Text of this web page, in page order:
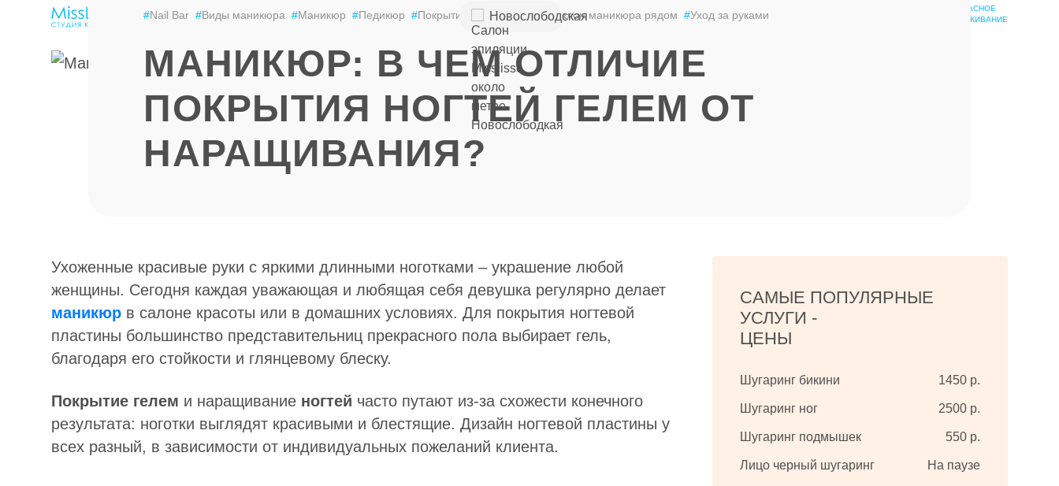
ЭПИЛЯЦИЯ LPG-МАССАЖ ЦЕНЫ Новослободская+7 (926) 852-
БЕЗОПАСНОЕ
ОБСЛУЖИВАНИЕ
#Nail Bar #Виды маникюра #Маникюр #Педикюр #Покрытие ногтей лаком #Салон маникюра рядом #Уход за руками
МАНИКЮР: В ЧЕМ ОТЛИЧИЕ
ПОКРЫТИЯ НОГТЕЙ ГЕЛЕМ ОТ
НАРАЩИВАНИЯ?
Ухоженные красивые руки с яркими длинными ноготками – украшение любой
женщины. Сегодня каждая уважающая и любящая себя девушка регулярно делает
маникюр в салоне красоты или в домашних условиях. Для покрытия ногтевой
пластины большинство представительниц прекрасного пола выбирает гель,
благодаря его стойкости и глянцевому блеску.
Покрытие гелем и наращивание ногтей часто путают из-за схожести конечного
результата: ноготки выглядят красивыми и блестящие. Дизайн ногтевой пластины у
всех разный, в зависимости от индивидуальных пожеланий клиента.
САМЫЕ ПОПУЛЯРНЫЕ
УСЛУГИ -
ЦЕНЫ
Шугаринг бикини 1450 р.
Шугаринг ног 2500 р.
Шугаринг подмышек 550 р.
Лицо черный шугаринг На паузе